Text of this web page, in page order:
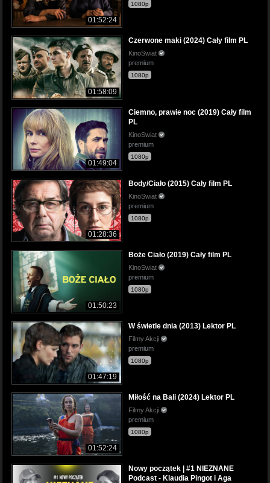
01:52:24
1080p
01:58:09
Czerwone maki (2024) Cały film PL
KinoSwiat
premium
1080p
01:49:04
Ciemno, prawie noc (2019) Cały film
PL
KinoSwiat
premium
1080p
01:28:36
Body/Ciało (2015) Cały film PL
KinoSwiat
premium
1080p
01:50:23
Boże Ciało (2019) Cały film PL
KinoSwiat
premium
1080p
01:47:19
W świetle dnia (2013) Lektor PL
Filmy Akcji
premium
1080p
01:52:24
Miłość na Bali (2024) Lektor PL
Filmy Akcji
premium
1080p
Nowy początek | #1 NIEZNANE
Podcast - Klaudia Pingot i Aga